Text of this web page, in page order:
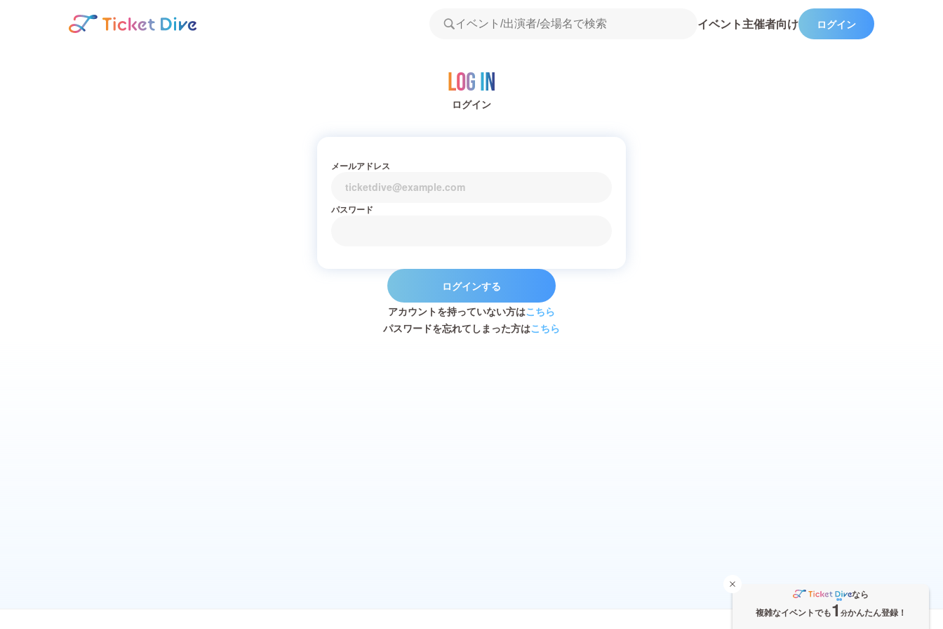
イベント主催者向け ログイン
Log in
ログイン
メールアドレス
パスワード
ログインする
アカウントを持っていない方はこちら
パスワードを忘れてしまった方はこちら
なら
複雑なイベントでも1 分かんたん登録！